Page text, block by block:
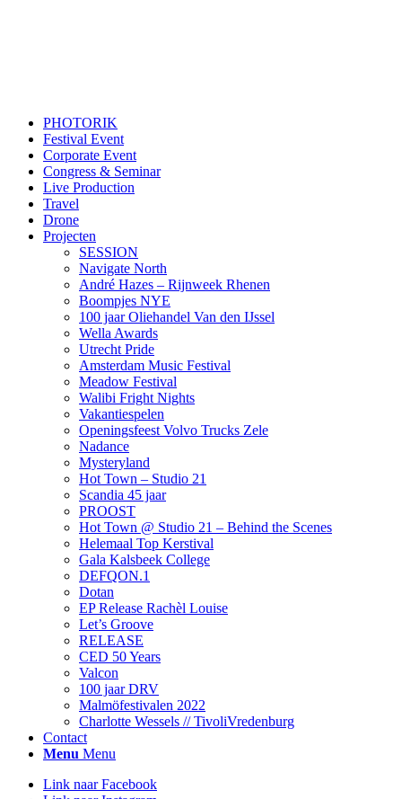
PHOTORIK
Festival Event
Corporate Event
Congress & Seminar
Live Production
Travel
Drone
Projecten
SESSION
Navigate North
André Hazes – Rijnweek Rhenen
Boompjes NYE
100 jaar Oliehandel Van den IJssel
Wella Awards
Utrecht Pride
Amsterdam Music Festival
Meadow Festival
Walibi Fright Nights
Vakantiespelen
Openingsfeest Volvo Trucks Zele
Nadance
Mysteryland
Hot Town – Studio 21
Scandia 45 jaar
PROOST
Hot Town @ Studio 21 – Behind the Scenes
Helemaal Top Kerstival
Gala Kalsbeek College
DEFQON.1
Dotan
EP Release Rachèl Louise
Let’s Groove
RELEASE
CED 50 Years
Valcon
100 jaar DRV
Malmöfestivalen 2022
Charlotte Wessels // TivoliVredenburg
Contact
Menu Menu
Link naar Facebook